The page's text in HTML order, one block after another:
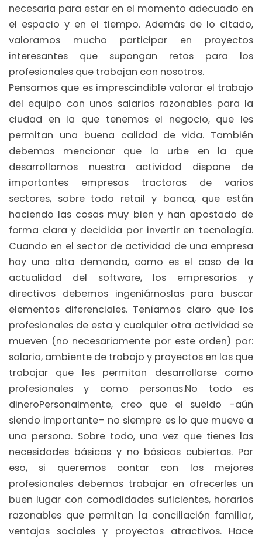
necesaria para estar en el momento adecuado en
el espacio y en el tiempo. Además de lo citado,
valoramos mucho participar en proyectos
interesantes que supongan retos para los
profesionales que trabajan con nosotros.
Pensamos que es imprescindible valorar el trabajo
del equipo con unos salarios razonables para la
ciudad en la que tenemos el negocio, que les
permitan una buena calidad de vida. También
debemos mencionar que la urbe en la que
desarrollamos nuestra actividad dispone de
importantes empresas tractoras de varios
sectores, sobre todo retail y banca, que están
haciendo las cosas muy bien y han apostado de
forma clara y decidida por invertir en tecnología.
Cuando en el sector de actividad de una empresa
hay una alta demanda, como es el caso de la
actualidad del software, los empresarios y
directivos debemos ingeniárnoslas para buscar
elementos diferenciales. Teníamos claro que los
profesionales de esta y cualquier otra actividad se
mueven (no necesariamente por este orden) por:
salario, ambiente de trabajo y proyectos en los que
trabajar que les permitan desarrollarse como
profesionales y como personas.No todo es
dineroPersonalmente, creo que el sueldo -aún
siendo importante– no siempre es lo que mueve a
una persona. Sobre todo, una vez que tienes las
necesidades básicas y no básicas cubiertas. Por
eso, si queremos contar con los mejores
profesionales debemos trabajar en ofrecerles un
buen lugar con comodidades suficientes, horarios
razonables que permitan la conciliación familiar,
ventajas sociales y proyectos atractivos. Hace